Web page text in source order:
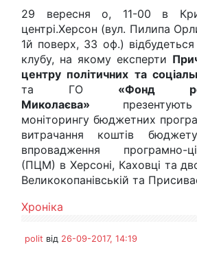
29 вересня о, 11-00 в
центрі.Херсон (вул. Пилипа
1й поверх, 33 оф.) відбудеться
клубу, на якому експерти
центру політичних та
та ГО «Фонд
Миколаєва»
моніторингу бюджетних
витрачання коштів
впровадження програмно-
(ПЦМ) в Херсоні, Каховці та
Великокопанівській та
Хроніка
polit від 26-09-2017, 14:19